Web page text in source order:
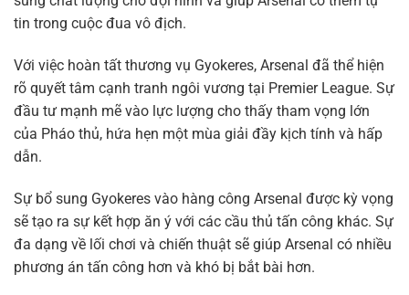
tin trong cuộc đua vô địch.
Với việc hoàn tất thương vụ Gyokeres, Arsenal đã thể hiện
rõ quyết tâm cạnh tranh ngôi vương tại Premier League. Sự
đầu tư mạnh mẽ vào lực lượng cho thấy tham vọng lớn
của Pháo thủ, hứa hẹn một mùa giải đầy kịch tính và hấp
dẫn.
Sự bổ sung Gyokeres vào hàng công Arsenal được kỳ vọng
sẽ tạo ra sự kết hợp ăn ý với các cầu thủ tấn công khác. Sự
đa dạng về lối chơi và chiến thuật sẽ giúp Arsenal có nhiều
phương án tấn công hơn và khó bị bắt bài hơn.